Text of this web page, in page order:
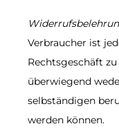
Verbraucher ist
Rechtsgeschäft
überwiegend
selbständigen
werden können.